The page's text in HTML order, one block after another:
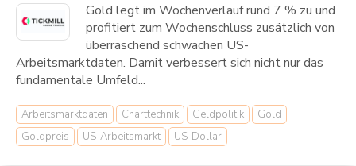
Gold legt im Wochenverlauf rund 7 % zu und
profitiert zum Wochenschluss zusätzlich von
überraschend schwachen US-
Arbeitsmarktdaten. Damit verbessert sich nicht nur das
fundamentale Umfeld...
Arbeitsmarktdaten Charttechnik Geldpolitik
Gold
Goldpreis
US-Arbeitsmarkt US-Dollar